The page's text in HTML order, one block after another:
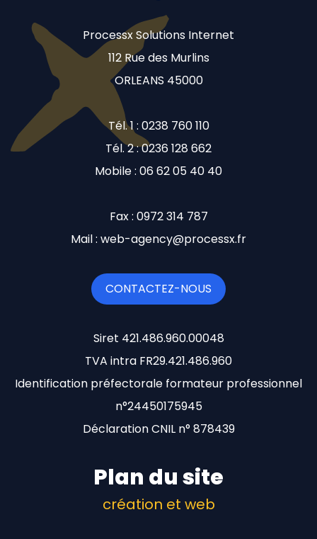
Processx Solutions Internet
112 Rue des Murlins
ORLEANS 45000
Tél. 1 : 0238 760 110
Tél. 2 : 0236 128 662
Mobile : 06 62 05 40 40
Fax : 0972 314 787
Mail : web-agency@processx.fr
CONTACTEZ-NOUS
Siret 421.486.960.00048
TVA intra FR29.421.486.960
Identification préfectorale formateur professionnel
n°24450175945
Déclaration CNIL n° 878439
Plan du site
création et web